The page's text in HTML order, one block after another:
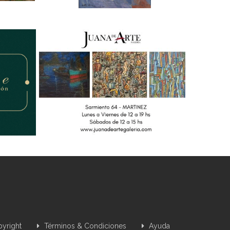
Ayuda
Términos & Condiciones